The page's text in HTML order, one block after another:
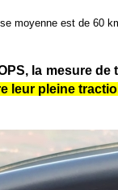
moyenne est de 60
la mesure
leur pleine